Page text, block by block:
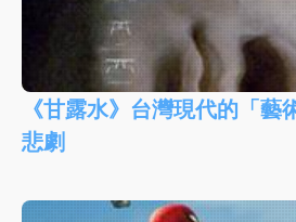
《甘露水》台灣現代的「藝
悲劇